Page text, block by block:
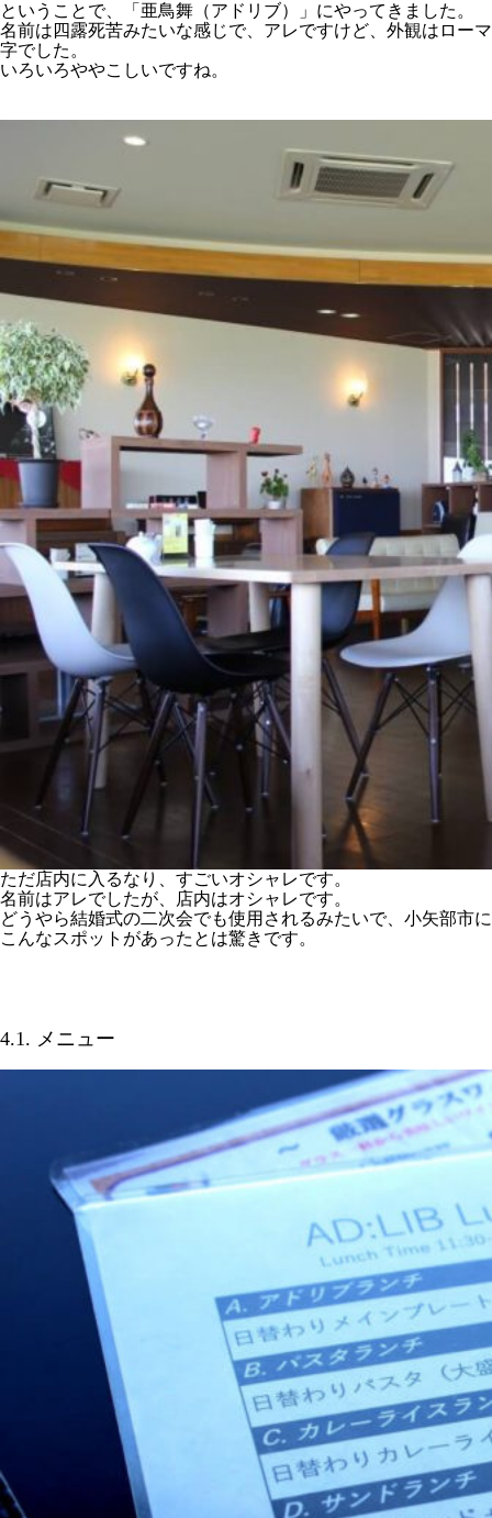
ということで、「亜鳥舞（アドリブ）」にやってきました。
名前は四露死苦みたいな感じで、アレですけど、外観はローマ
字でした。
いろいろややこしいですね。
ただ店内に入るなり、すごいオシャレです。
名前はアレでしたが、店内はオシャレです。
どうやら結婚式の二次会でも使用されるみたいで、小矢部市に
こんなスポットがあったとは驚きです。
4.1. メニュー